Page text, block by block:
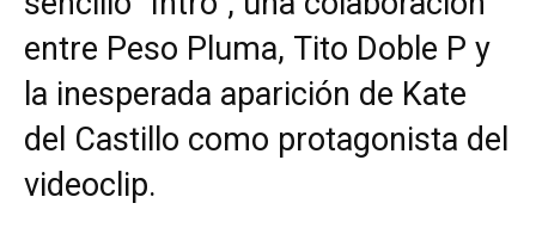
entre Peso Pluma, Tito Doble P y
la inesperada aparición de Kate
del Castillo como protagonista del
videoclip.